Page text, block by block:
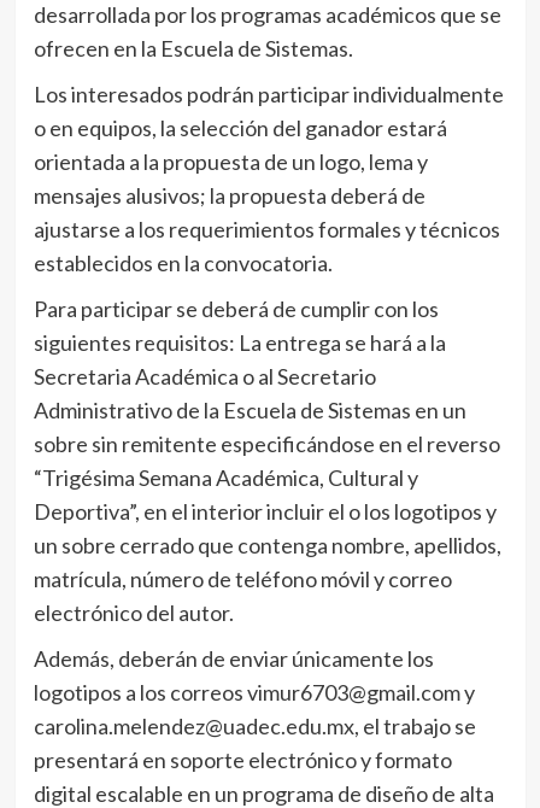
desarrollada por los programas académicos que se
ofrecen en la Escuela de Sistemas.
Los interesados podrán participar individualmente
o en equipos, la selección del ganador estará
orientada a la propuesta de un logo, lema y
mensajes alusivos; la propuesta deberá de
ajustarse a los requerimientos formales y técnicos
establecidos en la convocatoria.
Para participar se deberá de cumplir con los
siguientes requisitos: La entrega se hará a la
Secretaria Académica o al Secretario
Administrativo de la Escuela de Sistemas en un
sobre sin remitente especificándose en el reverso
“Trigésima Semana Académica, Cultural y
Deportiva”, en el interior incluir el o los logotipos y
un sobre cerrado que contenga nombre, apellidos,
matrícula, número de teléfono móvil y correo
electrónico del autor.
Además, deberán de enviar únicamente los
logotipos a los correos vimur6703@gmail.com y
carolina.melendez@uadec.edu.mx, el trabajo se
presentará en soporte electrónico y formato
digital escalable en un programa de diseño de alta